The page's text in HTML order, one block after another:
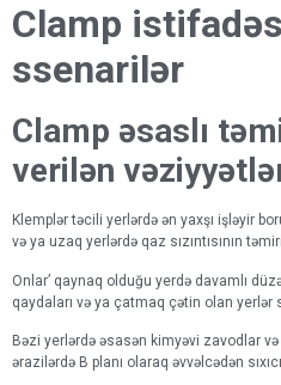
Clamp
ssenarilər
Clamp əsaslı
verilən
Klemplər təcili yerlərdə ən yaxşı işləyir
və ya uzaq yerlərdə qaz sızıntısının
Onlar’ qaynaq olduğu yerdə davamlı
qaydaları və ya çatmaq çətin olan yerlər
Bəzi yerlərdə əsasən kimyəvi zavodlar
ərazilərdə B planı olaraq əvvəlcədən